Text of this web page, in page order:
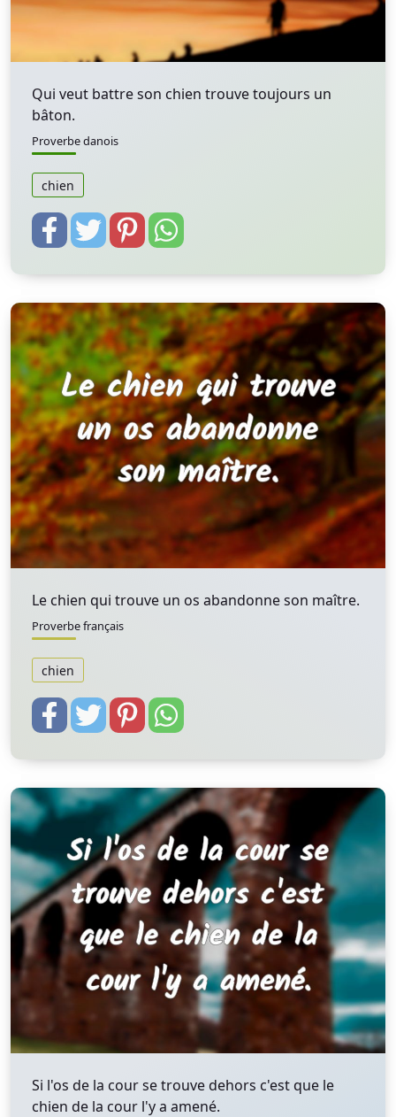
Qui veut battre son chien trouve toujours un
bâton.
Proverbe danois
chien
Le chien qui trouve un os abandonne son maître.
Proverbe français
chien
Si l'os de la cour se trouve dehors c'est que le
chien de la cour l'y a amené.